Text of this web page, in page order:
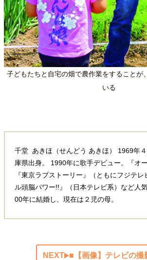
子どもたちと自宅の畑で農作業をすることが
いる
千堂 あきほ（せんどう あきほ） 1969年
庫県出身。 1990年に歌手デビュー。『オ
『東京ラブストーリー』（ともにフジテレ
ル頭脳パワー!!』（日本テレビ系）など人
00年に結婚し、現在は２児の母。
NEXT
■【画像】テレビの撮